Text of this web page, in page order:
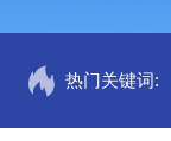
热门关键词: